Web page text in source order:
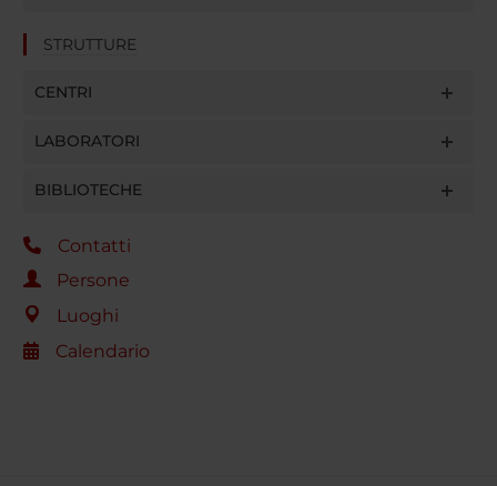
STRUTTURE
CENTRI
LABORATORI
BIBLIOTECHE
Contatti
Persone
Luoghi
Calendario